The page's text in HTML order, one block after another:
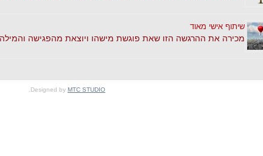
שיתוף אישי מאוד
מכירה את ההרגשה הזו שאת פוגשת מישהו ויוצאת מהפגישה והמילה
Designed by MTC STUDIO